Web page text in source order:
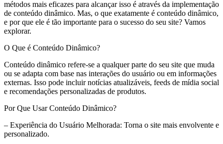
métodos mais eficazes para alcançar isso é através da implementação
de conteúdo dinâmico. Mas, o que exatamente é conteúdo dinâmico,
e por que ele é tão importante para o sucesso do seu site? Vamos
explorar.
O Que é Conteúdo Dinâmico?
Conteúdo dinâmico refere-se a qualquer parte do seu site que muda
ou se adapta com base nas interações do usuário ou em informações
externas. Isso pode incluir notícias atualizáveis, feeds de mídia social
e recomendações personalizadas de produtos.
Por Que Usar Conteúdo Dinâmico?
– Experiência do Usuário Melhorada: Torna o site mais envolvente e
personalizado.